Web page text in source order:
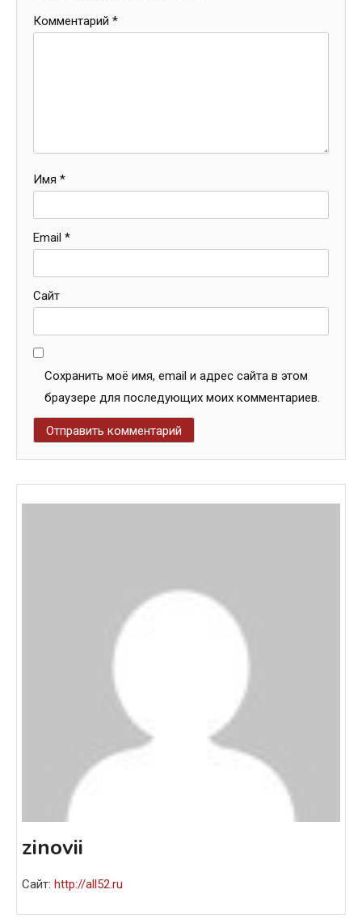
Комментарий *
Имя *
Email *
Сайт
Сохранить моё имя, email и адрес сайта в этом
браузере для последующих моих комментариев.
zinovii
Сайт: http://all52.ru